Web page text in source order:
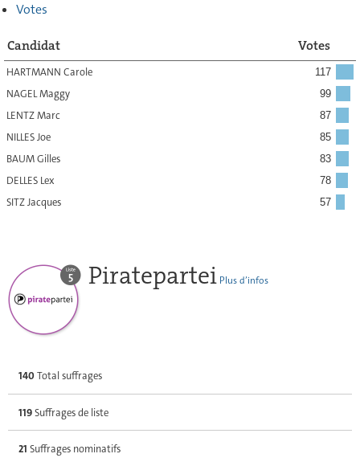
Votes
Candidat Votes
HARTMANN Carole 117
NAGEL Maggy 99
LENTZ Marc 87
NILLES Joe 85
BAUM Gilles 83
DELLES Lex 78
SITZ Jacques 57
Piratepartei Plus d’infos
140Total suffrages
119Suffrages de liste
21 Suffrages nominatifs